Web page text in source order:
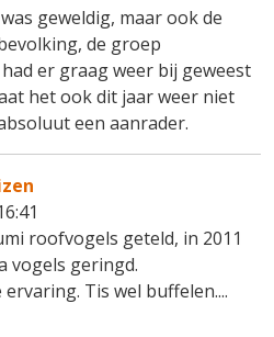
geweldig, maar ook de
de groep
er graag weer bij geweest
het ook dit jaar weer niet
een aanrader.
roofvogels geteld, in 2011
vogels geringd.
Tis wel buffelen....